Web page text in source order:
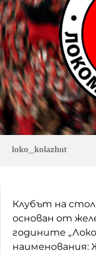
loko_kolazhut
Клубът на
основан от
годините
наименования: